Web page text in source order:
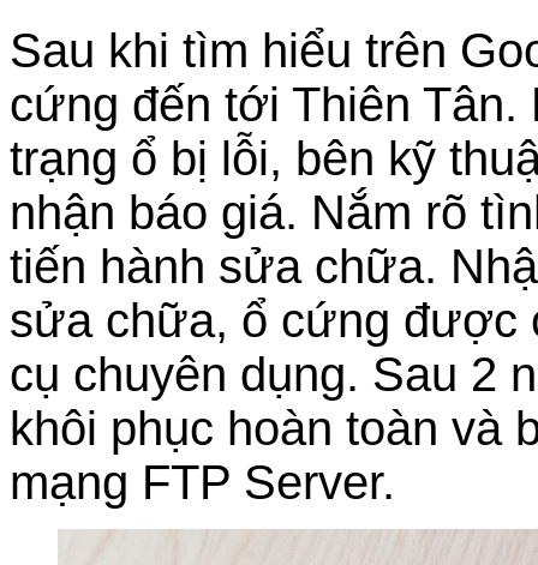
Sau khi tìm hiểu trên
cứng đến tới Thiên
trạng ổ bị lỗi, bên kỹ
nhận báo giá. Nắm rõ
tiến hành sửa chữa.
sửa chữa, ổ cứng được
cụ chuyên dụng. Sau 2
khôi phục hoàn toàn và
mạng FTP Server.